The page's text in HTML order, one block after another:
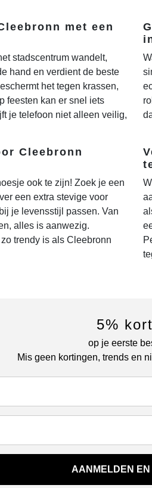
met een
stadscentrum wandelt,
hand en verdient de beste
het tegen krassen,
feesten kan er snel iets
je telefoon niet alleen veilig,
Cleebronn
ook te zijn! Zoek je een
een extra stevige voor
je levensstijl passen. Van
alles is aanwezig.
trendy is als Cleebronn
5%
op je eerste
Mis geen kortingen, trends en
AANMELDEN